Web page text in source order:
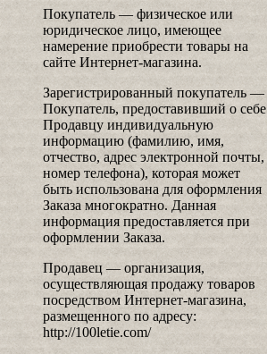
Покупатель — физическое или
юридическое лицо, имеющее
намерение приобрести товары на
сайте Интернет-магазина.
Зарегистрированный покупатель —
Покупатель, предоставивший о себе
Продавцу индивидуальную
информацию (фамилию, имя,
отчество, адрес электронной почты,
номер телефона), которая может
быть использована для оформления
Заказа многократно. Данная
информация предоставляется при
оформлении Заказа.
Продавец — организация,
осуществляющая продажу товаров
посредством Интернет-магазина,
размещенного по адресу:
http://100letie.com/